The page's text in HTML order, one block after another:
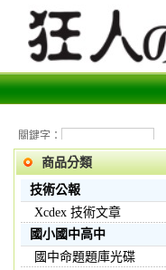
關鍵字：
商品分類
技術公報
Xcdex 技術文章
國小國中高中
國中命題題庫光碟